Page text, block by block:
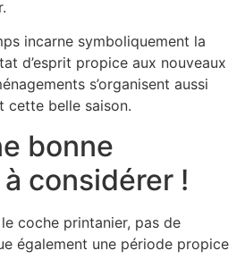
incarne symboliquement la
d’esprit propice aux nouveaux
s’organisent aussi
cette belle saison.
bonne
considérer !
coche printanier, pas de
également une période propice